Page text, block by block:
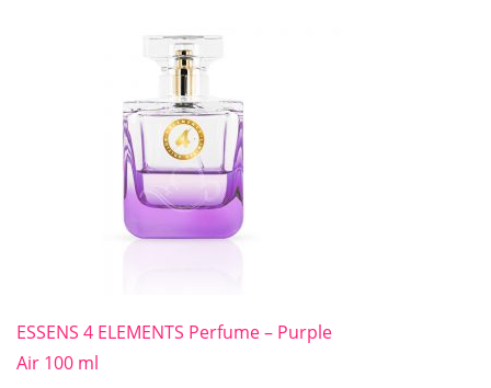
ESSENS 4 ELEMENTS Perfume – Purple
Air 100 ml